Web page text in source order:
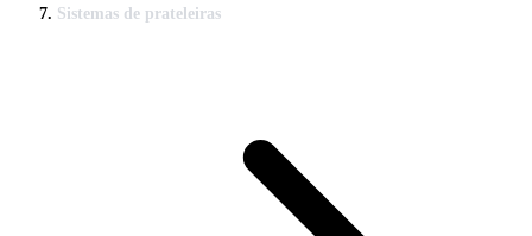
Sistemas de prateleiras